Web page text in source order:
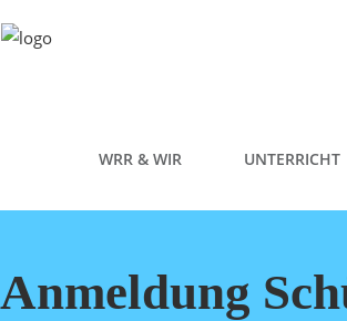
WRR & WIR UNTERRICHT
Anmeldung